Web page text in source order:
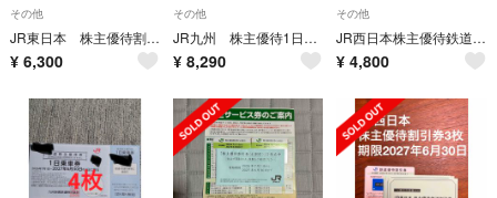
その他
JR東日本 株主優待割引券(４割引)２枚 有効期限2027年6月30日
¥ 6,300
その他
JR九州 株主優待1日乗車券 2枚 九州旅客鉄道
¥ 8,290
その他
JR西日本株主優待鉄道割引券 1枚
¥ 4,800